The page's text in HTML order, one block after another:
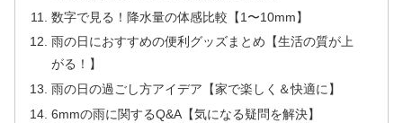
数字で見る！降水量の体感比較【1〜10mm】
雨の日におすすめの便利グッズまとめ【生活の質が上
がる！】
雨の日の過ごし方アイデア【家で楽しく＆快適に】
6mmの雨に関するQ&A【気になる疑問を解決】